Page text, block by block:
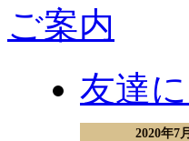
友達
2020年7月